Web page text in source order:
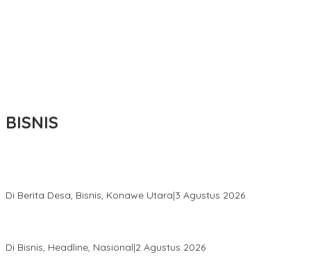
BISNIS
Di Berita Desa, Bisnis, Konawe Utara|3 Agustus 2026
Di Bisnis, Headline, Nasional|2 Agustus 2026